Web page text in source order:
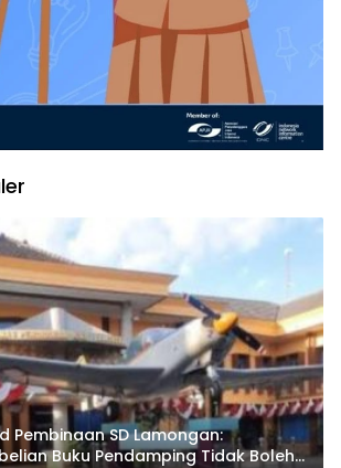
Pembinaan SD Lamongan:
Buku Pendamping Tidak Boleh